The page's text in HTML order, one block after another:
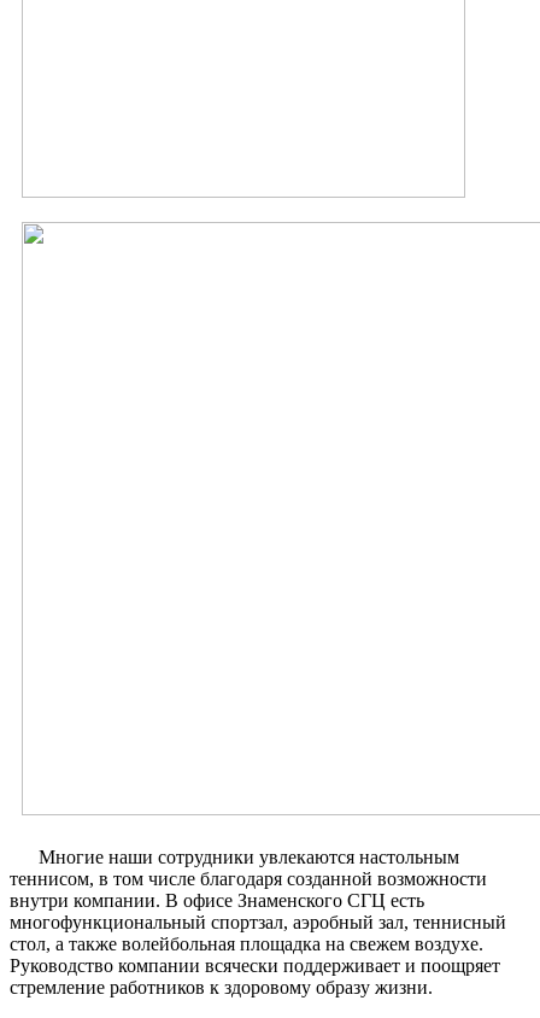
Многие наши сотрудники увлекаются настольным
теннисом, в том числе благодаря созданной возможности
внутри компании. В офисе Знаменского СГЦ есть
многофункциональный спортзал, аэробный зал, теннисный
стол, а также волейбольная площадка на свежем воздухе.
Руководство компании всячески поддерживает и поощряет
стремление работников к здоровому образу жизни.